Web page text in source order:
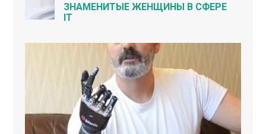
ЗНАМЕНИТЫЕ ЖЕНЩИНЫ В СФЕРЕ
IT